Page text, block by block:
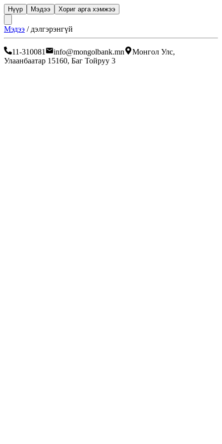
Нүүр Мэдээ Хориг арга хэмжээ
Мэдээ / дэлгэрэнгүй
11-310081 info@mongolbank.mn
Монгол Улс,
Улаанбаатар 15160, Баг Тойруу 3